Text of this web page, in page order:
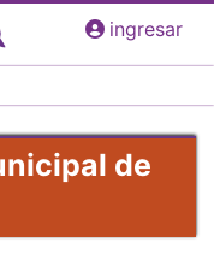
ingresar
de